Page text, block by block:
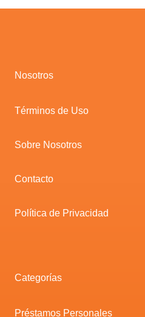
Nosotros
Términos de Uso
Sobre Nosotros
Contacto
Política de Privacidad
Categorías
Préstamos Personales